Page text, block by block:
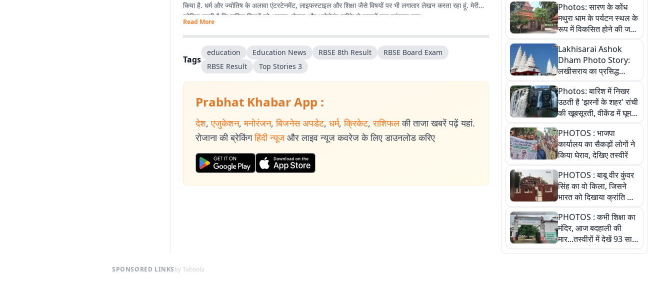
किया है. धर्म और ज्योतिष के अलावा एंटरटेनमेंट, लाइफस्टाइल और शिक्षा जैसे विषयों पर भी लगातार लेखन करता रहा हूं. मेरी
कोशिश रहती है कि जटिल विषयों को आसान, रोचक और भरोसेमंद तरीके से पाठकों तक पहुंचाया जाए.
Read More
Tags
education Education News RBSE 8th Result
RBSE Board Exam
RBSE Result
Top Stories 3
Prabhat Khabar App :
देश, एजुकेशन, मनोरंजन, बिजनेस अपडेट, धर्म, क्रिकेट, राशिफल की ताजा खबरें पढ़ें यहां.
रोजाना की ब्रेकिंग हिंदी न्यूज और लाइव न्यूज कवरेज के लिए डाउनलोड करिए
Photos: सारण के कोंध
मथुरा धाम के पर्यटन स्थल के
रूप में विकसित होने की जगी
आस, 9 तस्वीरों में देखें पूरी
कहानी
Lakhisarai Ashok
Dham Photo Story:
लखीसराय का प्रसिद्ध
अशोक धाम—आस्था,
श्रृंगार, अनुष्ठान और
अलौकिक संध्या आरती के
विहंगम दृश्य
Photos: बारिश में निखर
उठती है 'झरनों के शहर' रांची
की खूबसूरती, वीकेंड में घूम
आएं ये 5 वादियां
PHOTOS : भाजपा
कार्यालय का सैकड़ों लोगों ने
किया घेराव, देखिए तस्वीरें
PHOTOS : बाबू वीर कुंवर
सिंह का वो किला, जिसने
भारत को दिखाया क्रांति का
रास्ता: तस्वीरों में देखिए
PHOTOS : कभी शिक्षा का
मंदिर, आज बदहाली की
मार...तस्वीरों में देखें 93 साल
पुराने इस हाई स्कूल की
SPONSORED LINKSby Taboola